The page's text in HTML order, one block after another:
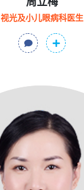
视光及小儿眼病科医生